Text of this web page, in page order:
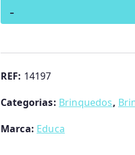
-
de
Baby
Puzzles
Selvagens
Educa
REF: 14197
Categorias: Brinquedos,
Marca: Educa